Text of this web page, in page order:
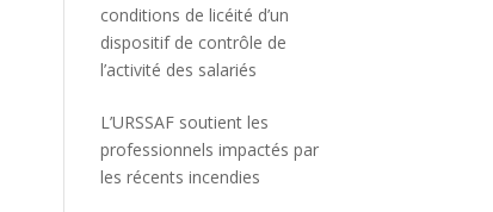
conditions de licéité d’un
dispositif de contrôle de
l’activité des salariés
L’URSSAF soutient les
professionnels impactés par
les récents incendies